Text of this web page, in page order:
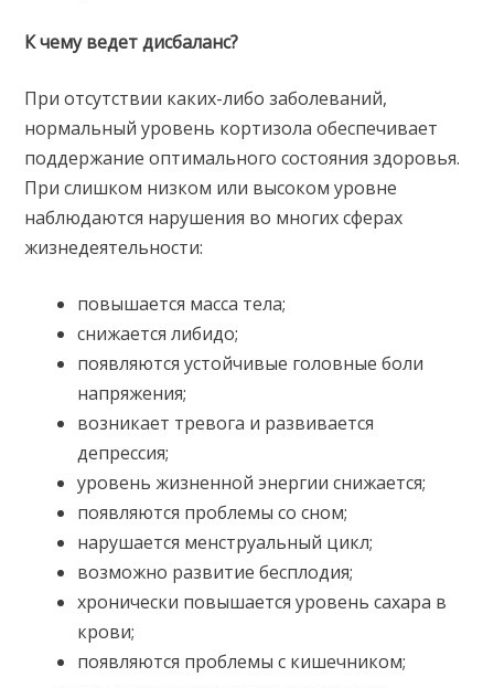
К чему ведет дисбаланс?
При отсутствии каких-либо заболеваний,
нормальный уровень кортизола обеспечивает
поддержание оптимального состояния здоровья.
При слишком низком или высоком уровне
наблюдаются нарушения во многих сферах
жизнедеятельности:
повышается масса тела;
снижается либидо;
появляются устойчивые головные боли
напряжения;
возникает тревога и развивается
депрессия;
уровень жизненной энергии снижается;
появляются проблемы со сном;
нарушается менструальный цикл;
возможно развитие бесплодия;
хронически повышается уровень сахара в
крови;
появляются проблемы с кишечником;